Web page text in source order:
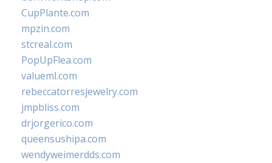
CupPlante.com
mpzin.com
stcreal.com
PopUpFlea.com
valueml.com
rebeccatorresjewelry.com
jmpbliss.com
drjorgerico.com
queensushipa.com
wendyweimerdds.com